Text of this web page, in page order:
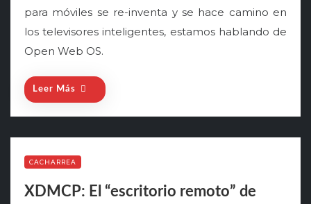
para móviles se re-inventa y se hace camino en
los televisores inteligentes, estamos hablando de
Open Web OS.
Leer Más
CACHARREA
XDMCP: El “escritorio remoto” de